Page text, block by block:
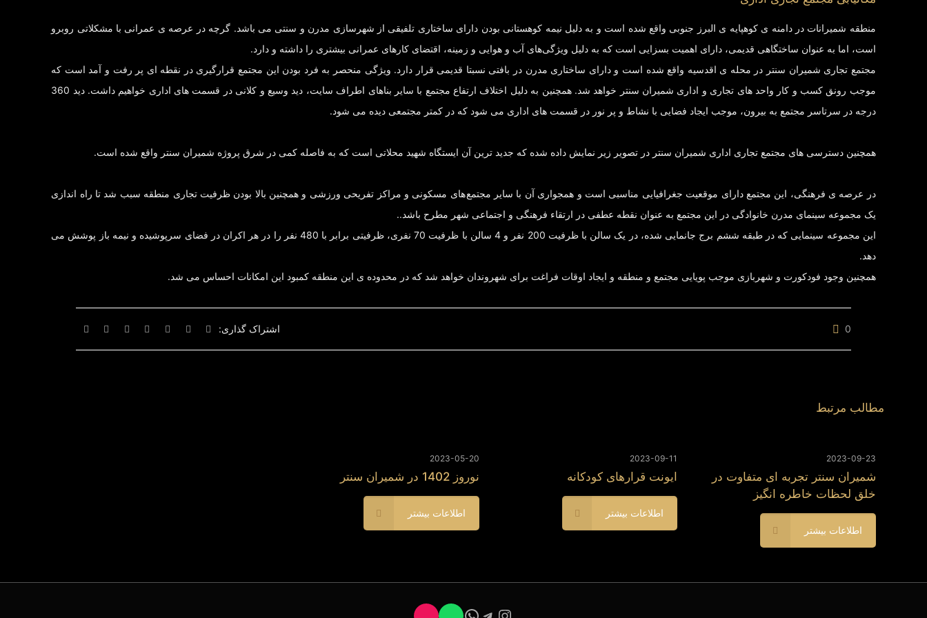
منطقه شمیرانات در دامنه ی کوهپایه ی البرز جنوبی واقع شده است و به دلیل نیمه کوهستانی بودن دارای ساختاری تلفیقی از شهرسازی مدرن و سنتی می باشد. گرچه در عرصه ی عمرانی با مشکلاتی روبرو
است، اما به عنوان ساختگاهی قدیمی، دارای اهمیت بسزایی است که به دلیل ویژگی‌های آب و هوایی و زمینه، اقتضای کارهای عمرانی بیشتری را داشته و دارد.
مجتمع تجاری شمیران سنتر در محله ی اقدسیه واقع شده است و دارای ساختاری مدرن در بافتی نسبتا قدیمی قرار دارد. ویژگی منحصر به فرد بودن این مجتمع قرارگیری در نقطه ای پر رفت و آمد است که
موجب رونق کسب و کار واحد های تجاری و اداری شمیران سنتر خواهد شد. همچنین به دلیل اختلاف ارتفاع مجتمع با سایر بناهای اطراف سایت، دید وسیع و کلانی در قسمت های اداری خواهیم داشت. دید 360
درجه در سرتاسر مجتمع به بیرون، موجب ایجاد فضایی با نشاط و پر نور در قسمت های اداری می شود که در کمتر مجتمعی دیده می شود.
همچنین دسترسی های مجتمع تجاری اداری شمیران سنتر در تصویر زیر نمایش داده شده که جدید ترین آن ایستگاه شهید محلاتی است که به فاصله کمی در شرق پروژه شمیران سنتر واقع شده است.
در عرصه ی فرهنگی، این مجتمع دارای موقعیت جغرافیایی مناسبی است و همجواری آن با سایر مجتمع های مسکونی و مراکز تفریحی ورزشی و همچنین بالا بودن ظرفیت تجاری منطقه سبب شد تا راه اندازی
یک مجموعه سینمای مدرن خانوادگی در این مجتمع به عنوان نقطه عطفی در ارتقاء فرهنگی و اجتماعی شهر مطرح باشد..
این مجموعه سینمایی که در طبقه ششم برج جانمایی شده، در یک سالن با ظرفیت 200 نفر و 4 سالن با ظرفیت 70 نفری، ظرفیتی برابر با 480 نفر را در هر اکران در فضای سرپوشیده و نیمه باز پوشش می
دهد.
همچنین وجود فودکورت و شهربازی موجب پویایی مجتمع و منطقه و ایجاد اوقات فراغت برای شهروندان خواهد شد که در محدوده ی این منطقه کمبود این امکانات احساس می شد.
اشتراک گذاری: 0
مطالب مرتبط
2023-09-23
شمیران سنتر تجربه ای متفاوت در
خلق لحظات خاطره انگیز
اطلاعات بیشتر
2023-09-11
ایونت قرارهای کودکانه
اطلاعات بیشتر
2023-05-20
نوروز 1402 در شمیران سنتر
اطلاعات بیشتر